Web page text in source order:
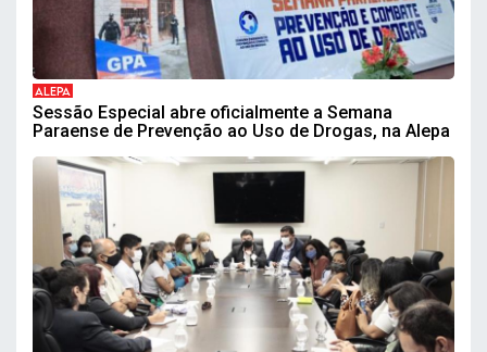
ALEPA
Sessão Especial abre oficialmente a Semana
Paraense de Prevenção ao Uso de Drogas, na Alepa